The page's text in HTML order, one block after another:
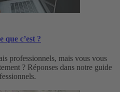
que c’est ?
professionnels, mais vous vous
? Réponses dans notre guide